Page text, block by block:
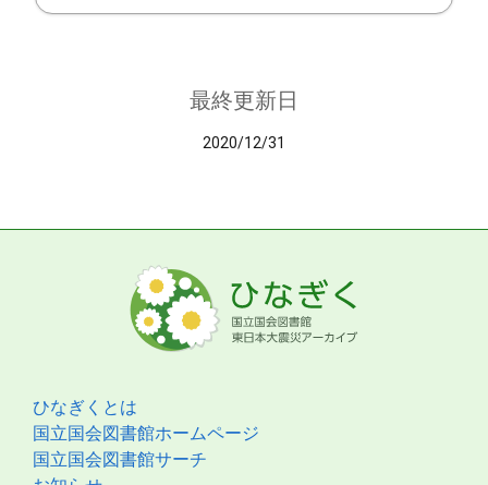
最終更新日
2020/12/31
ひなぎくとは
国立国会図書館ホームページ
国立国会図書館サーチ